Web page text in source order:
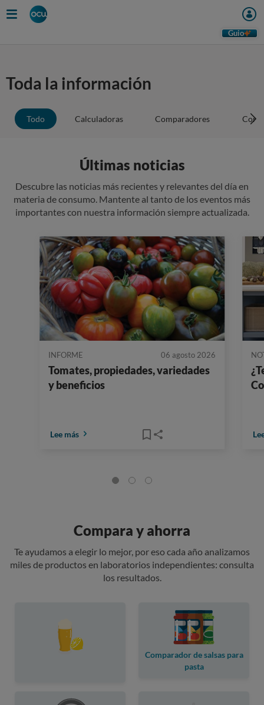
Guio
Toda la información
Todo Calculadoras Comparadores
Últimas noticias
Descubre las noticias más recientes y relevantes del día en
materia de consumo. Mantente al tanto de los eventos más
importantes con nuestra información siempre actualizada.
INFORME 06 agosto 2026
Tomates, propiedades, variedades
y beneficios
Lee más
Compara y ahorra
Te ayudamos a elegir lo mejor, por eso cada año analizamos
miles de productos en laboratorios independientes: consulta
los resultados.
Comparador de salsas para
pasta